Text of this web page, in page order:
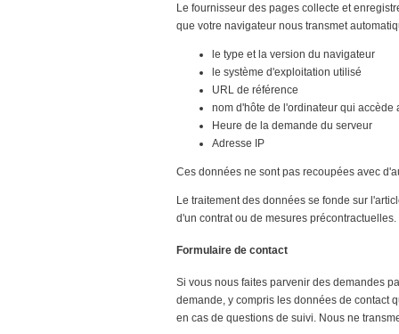
Le fournisseur des pages collecte et
que votre navigateur nous transmet
le type et la version du navigateur
le système d'exploitation utilisé
URL de référence
nom d'hôte de l'ordinateur qui accède
Heure de la demande du serveur
Adresse IP
Ces données ne sont pas recoupées avec
Le traitement des données se fonde sur
d'un contrat ou de mesures précontractuelles.
Formulaire de contact
Si vous nous faites parvenir des demandes
demande, y compris les données de contact
en cas de questions de suivi. Nous ne